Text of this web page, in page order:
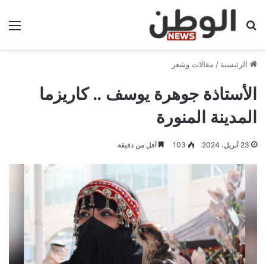
بحث عن
الرئيسية / مقالات وشعر
الأستاذة جوهرة يوسف .. كاريزما
المدينة المنورة
23 أبريل، 2024 103 أقل من دقيقة